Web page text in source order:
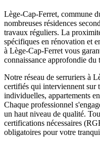
Lège-Cap-Ferret, commune
nombreuses résidences
travaux réguliers. La
spécifiques en rénovation et
à Lège-Cap-Ferret vous
connaissance approfondie du
Notre réseau de serruriers à
certifiés qui interviennent sur
individuelles, appartements
Chaque professionnel
un haut niveau de qualité.
certifications nécessaires
obligatoires pour votre